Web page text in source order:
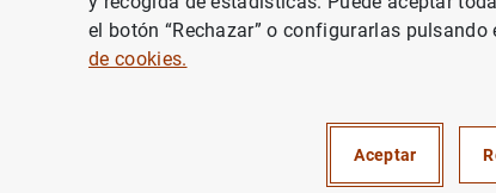
diciembre de 2021
el botón “Rechazar” o configurarlas
de cookies.
Aceptar